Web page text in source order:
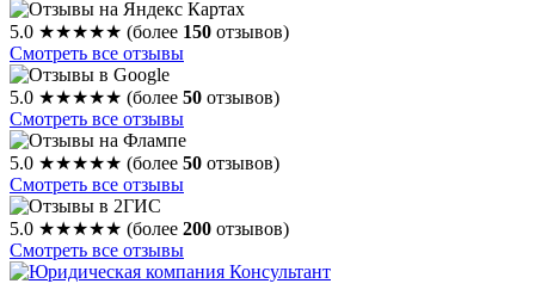
5.0 ★★★★★ (более 150 отзывов)
Смотреть все отзывы
5.0 ★★★★★ (более 50 отзывов)
Смотреть все отзывы
5.0 ★★★★★ (более 50 отзывов)
Смотреть все отзывы
5.0 ★★★★★ (более 200 отзывов)
Смотреть все отзывы